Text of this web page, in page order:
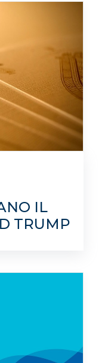
IL
TRUMP